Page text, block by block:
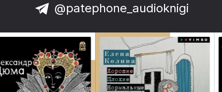
@patephone_audioknigi